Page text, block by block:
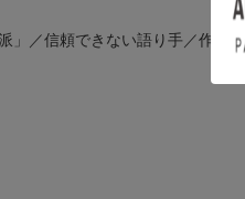
」／信頼できない語り手／作中